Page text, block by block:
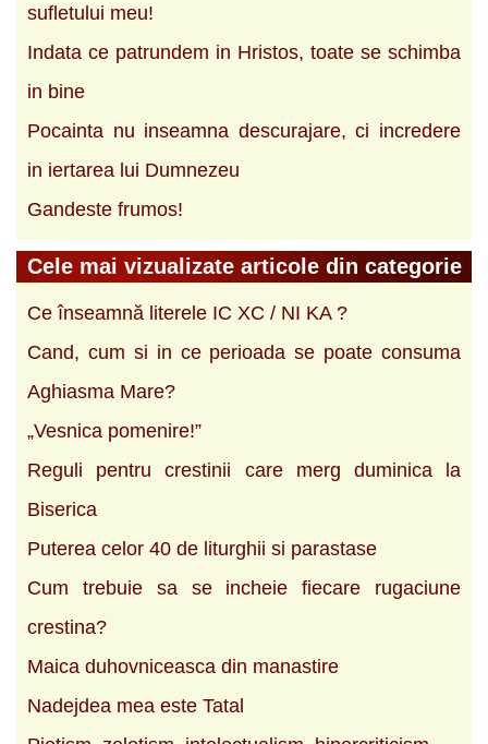
sufletului meu!
Indata ce patrundem in Hristos, toate se schimba
in bine
Pocainta nu inseamna descurajare, ci incredere
in iertarea lui Dumnezeu
Gandeste frumos!
Cele mai vizualizate articole din categorie
Ce înseamnă literele IC XC / NI KA ?
Cand, cum si in ce perioada se poate consuma
Aghiasma Mare?
„Vesnica pomenire!”
Reguli pentru crestinii care merg duminica la
Biserica
Puterea celor 40 de liturghii si parastase
Cum trebuie sa se incheie fiecare rugaciune
crestina?
Maica duhovniceasca din manastire
Nadejdea mea este Tatal